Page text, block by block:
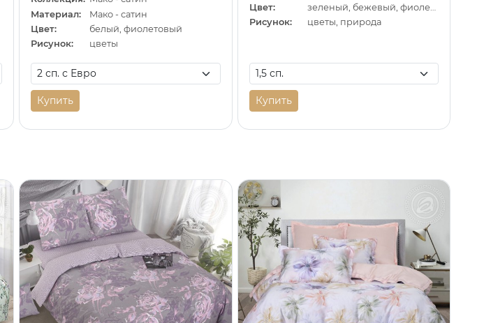
Материал:
Мако - сатин
Цвет:
белый, фиолетовый
Рисунок:
цветы
Купить
Цвет:
Рисунок:
цветы, природа
Купить